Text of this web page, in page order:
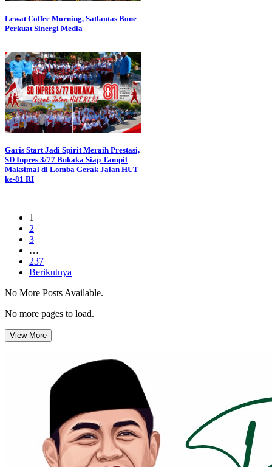
Lewat Coffee Morning, Satlantas Bone
Perkuat Sinergi Media
Garis Start Jadi Spirit Meraih Prestasi,
SD Inpres 3/77 Bukaka Siap Tampil
Maksimal di Lomba Gerak Jalan HUT
ke-81 RI
1
2
3
…
237
Berikutnya
No More Posts Available.
No more pages to load.
View More